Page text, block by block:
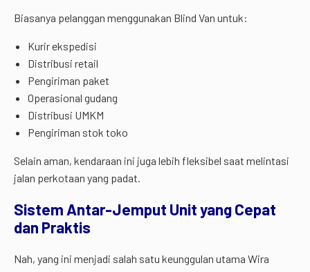
Biasanya pelanggan menggunakan Blind Van untuk:
Kurir ekspedisi
Distribusi retail
Pengiriman paket
Operasional gudang
Distribusi UMKM
Pengiriman stok toko
Selain aman, kendaraan ini juga lebih fleksibel saat melintasi
jalan perkotaan yang padat.
Sistem Antar-Jemput Unit yang Cepat
dan Praktis
Nah, yang ini menjadi salah satu keunggulan utama Wira